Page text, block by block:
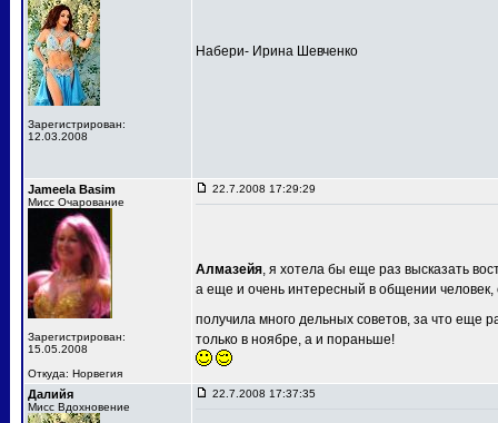
Зарегистрирован:
12.03.2008
Набери- Ирина Шевченко
Jameela Basim
Мисс Очарование
Зарегистрирован:
15.05.2008
Откуда: Норвегия
22.7.2008 17:29:29
Алмазейя, я хотела бы еще раз высказать
а еще и очень интересный в общении человек,
получила много дельных советов, за что еще
только в ноябре, а и пораньше!
Далийя
Мисс Вдохновение
22.7.2008 17:37:35